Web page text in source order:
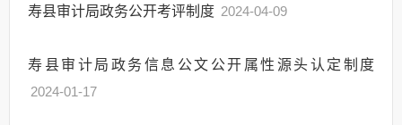
寿县审计局政务公开考评制度 2024-04-09
寿县审计局政务信息公文公开属性源头认定制度
2024-01-17